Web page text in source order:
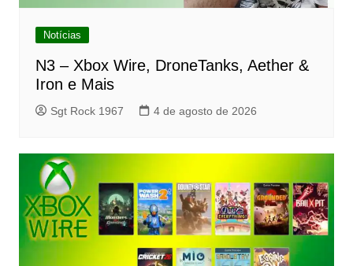
Notícias
N3 – Xbox Wire, DroneTanks, Aether &
Iron e Mais
Sgt Rock 1967 4 de agosto de 2026